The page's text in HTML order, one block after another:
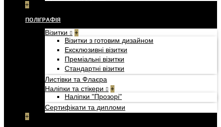
+
ПОЛІГРАФІЯ
Візитки +
Візитки з готовим дизайном
Ексклюзивні візитки
Преміальні візитки
Стандартні візитки
Листівки та Флаєра
Наліпки та стікери
+
Наліпки "Прозорі"
Сертифікати та дипломи
+